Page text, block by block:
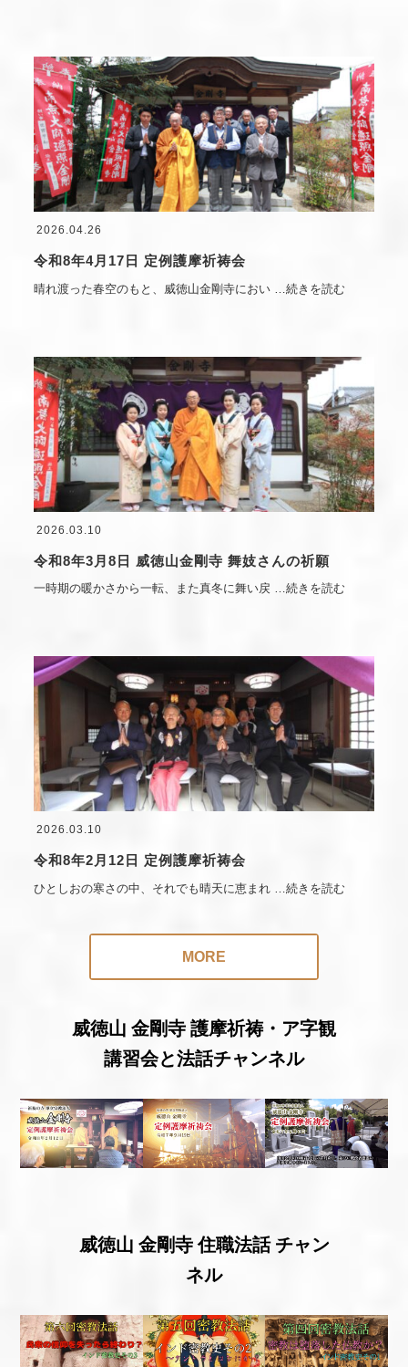
2026.04.26
令和8年4月17日 定例護摩祈祷会
晴れ渡った春空のもと、威徳山金剛寺におい …続きを読む
2026.03.10
令和8年3月8日 威徳山金剛寺 舞妓さんの祈願
一時期の暖かさから一転、また真冬に舞い戻 …続きを読む
2026.03.10
令和8年2月12日 定例護摩祈祷会
ひとしおの寒さの中、それでも晴天に恵まれ …続きを読む
MORE
威徳山 金剛寺 護摩祈祷・ア字観
講習会と法話チャンネル
威徳山 金剛寺 住職法話 チャン
ネル